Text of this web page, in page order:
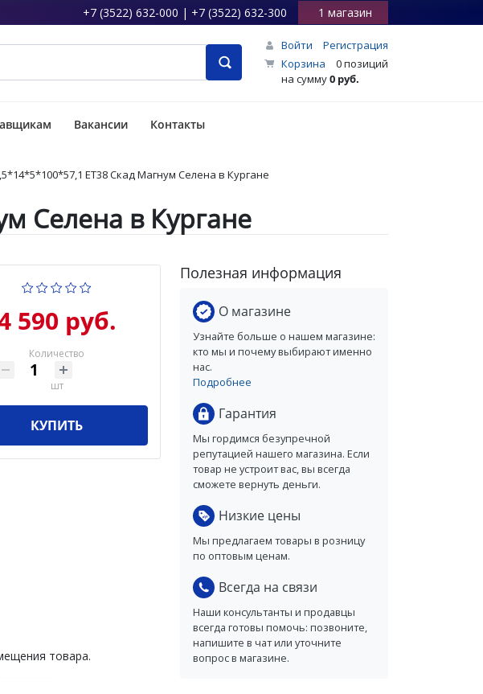
+7 (3522) 632-000 | +7 (3522) 632-300 1 магазин
Войти
Регистрация
Корзина
0 позиций
на сумму0 руб.
Вакансии Контакты
ET38 Скад Магнум Селена в Кургане
Селена в Кургане
590 руб.
Количество
шт
КУПИТЬ
товара.
Полезная информация
О магазине
Узнайте больше о нашем магазине:
кто мы и почему выбирают именно
нас.
Подробнее
Гарантия
Мы гордимся безупречной
репутацией нашего магазина. Если
товар не устроит вас, вы всегда
сможете вернуть деньги.
Низкие цены
Мы предлагаем товары в розницу
по оптовым ценам.
Всегда на связи
Наши консультанты и продавцы
всегда готовы помочь: позвоните,
напишите в чат или уточните
вопрос в магазине.